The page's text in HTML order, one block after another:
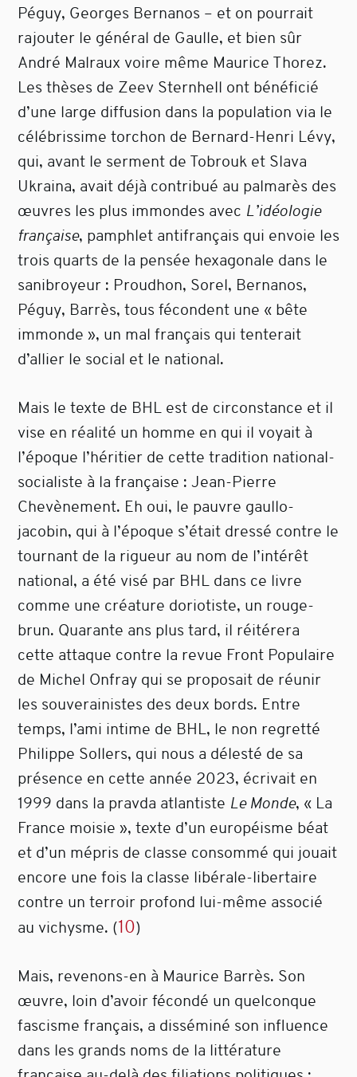
Péguy, Georges Bernanos – et on pourrait
rajouter le général de Gaulle, et bien sûr
André Malraux voire même Maurice Thorez.
Les thèses de Zeev Sternhell ont bénéficié
d’une large diffusion dans la population via le
célébrissime torchon de Bernard-Henri Lévy,
qui, avant le serment de Tobrouk et Slava
Ukraina, avait déjà contribué au palmarès des
œuvres les plus immondes avec L’idéologie
française, pamphlet antifrançais qui envoie les
trois quarts de la pensée hexagonale dans le
sanibroyeur : Proudhon, Sorel, Bernanos,
Péguy, Barrès, tous fécondent une « bête
immonde », un mal français qui tenterait
d’allier le social et le national.
Mais le texte de BHL est de circonstance et il
vise en réalité un homme en qui il voyait à
l’époque l’héritier de cette tradition national-
socialiste à la française : Jean-Pierre
Chevènement. Eh oui, le pauvre gaullo-
jacobin, qui à l’époque s’était dressé contre le
tournant de la rigueur au nom de l’intérêt
national, a été visé par BHL dans ce livre
comme une créature doriotiste, un rouge-
brun. Quarante ans plus tard, il réitérera
cette attaque contre la revue Front Populaire
de Michel Onfray qui se proposait de réunir
les souverainistes des deux bords. Entre
temps, l’ami intime de BHL, le non regretté
Philippe Sollers, qui nous a délesté de sa
présence en cette année 2023, écrivait en
1999 dans la pravda atlantiste Le Monde, « La
France moisie », texte d’un européisme béat
et d’un mépris de classe consommé qui jouait
encore une fois la classe libérale-libertaire
contre un terroir profond lui-même associé
au vichysme. (10)
Mais, revenons-en à Maurice Barrès. Son
œuvre, loin d’avoir fécondé un quelconque
fascisme français, a disséminé son influence
dans les grands noms de la littérature